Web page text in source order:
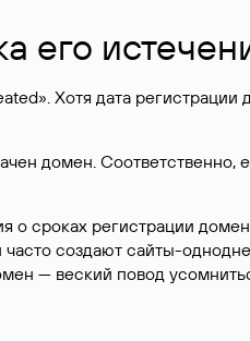
его
Хотя дата регистрации
домен. Соответственно,
о сроках регистрации
создают сайты-
— веский повод